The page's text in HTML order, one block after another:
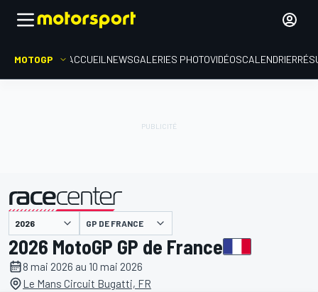
MOTOGP ACCUEIL NEWSGALERIES PHOTOVIDÉOSCALENDRIER
présenté par GP DE FRANCE
2026 MotoGP GP de France
8 mai 2026 au 10 mai 2026
Le Mans Circuit Bugatti, FR